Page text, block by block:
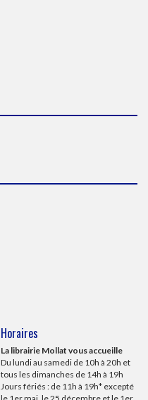
Horaires
La librairie Mollat vous accueille
Du lundi au samedi de 10h à 20h et
tous les dimanches de 14h à 19h
Jours fériés : de 11h à 19h* excepté